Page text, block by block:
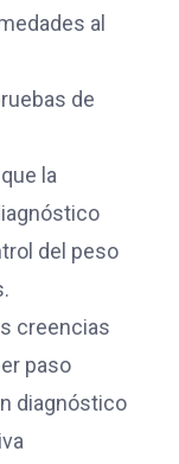
al
de
la
del peso
creencias
paso
diagnóstico